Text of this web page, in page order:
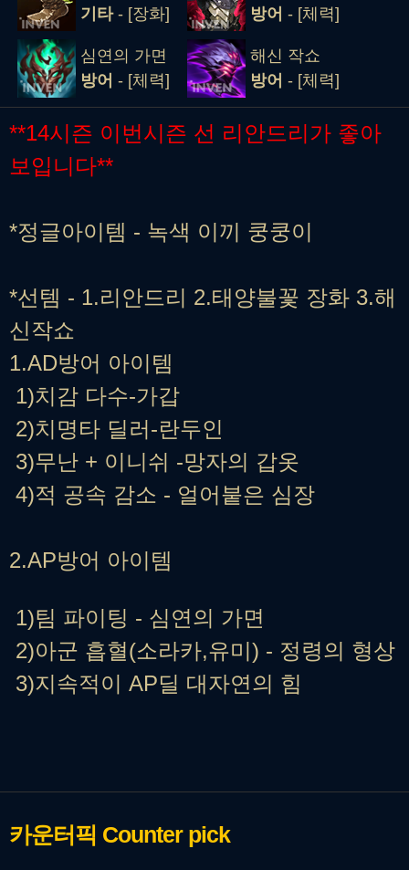
기타- [장화]
방어 - [체력]
심연의 가면
방어 - [체력]
해신 작쇼
방어 - [체력]
**14시즌 이번시즌 선 리안드리가 좋아
보입니다**
*정글아이템 - 녹색 이끼 쿵쿵이
*선템 - 1.리안드리 2.태양불꽃 장화 3.해
신작쇼
1.AD방어 아이템
1)치감 다수-가갑
2)치명타 딜러-란두인
3)무난 + 이니쉬 -망자의 갑옷
4)적 공속 감소 - 얼어붙은 심장
2.AP방어 아이템
1)팀 파이팅 - 심연의 가면
2)아군 흡혈(소라카,유미) - 정령의 형상
3)지속적이 AP딜 대자연의 힘
카운터픽 Counter pick